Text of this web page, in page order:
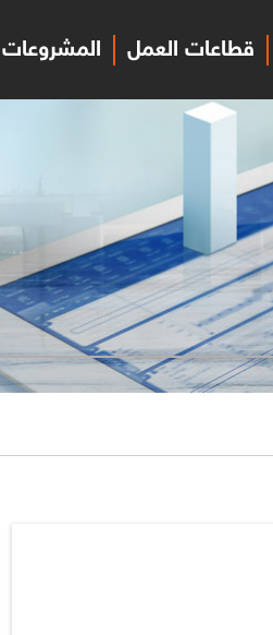
المشروعات قطاعات العمل